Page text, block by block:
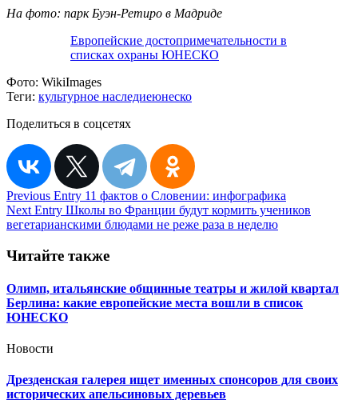
На фото: парк Буэн-Ретиро в Мадриде
Европейские достопримечательности в
списках охраны ЮНЕСКО
Фото: WikiImages
Теги: культурное наследиеюнеско
Поделиться в соцсетях
Навигация
по
Previous Entry 11 фактов о Словении: инфографика
Next Entry Школы во Франции будут кормить учеников
вегетарианскими блюдами не реже раза в неделю
Читайте также
Олимп, итальянские общинные театры и жилой квартал
Берлина: какие европейские места вошли в список
ЮНЕСКО
Новости
Дрезденская галерея ищет именных спонсоров для своих
исторических апельсиновых деревьев